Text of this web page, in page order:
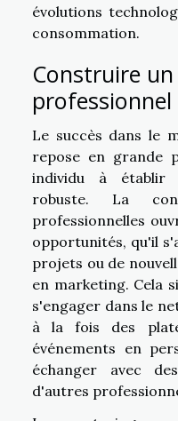
évolutions
consommation.
Construire
professionnel
Le succès dans le
repose en grande
individu à établir
robuste. La
professionnelles
opportunités, qu'il
projets ou de
en marketing. Cela
s'engager dans le
à la fois des
événements en
échanger avec
d'autres